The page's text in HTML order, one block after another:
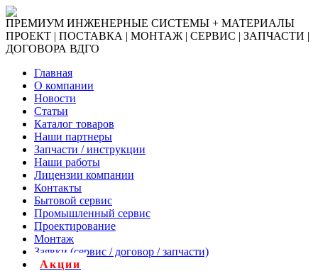
ПРЕМИУМ ИНЖЕНЕРНЫЕ СИСТЕМЫ + МАТЕРИАЛЫ
ПРОЕКТ | ПОСТАВКА | МОНТАЖ | СЕРВИС | ЗАПЧАСТИ |
ДОГОВОРА ВДГО
Главная
О компании
Новости
Статьи
Каталог товаров
Наши партнеры
Запчасти / инструкции
Наши работы
Лицензии компании
Контакты
Бытовой сервис
Промышленный сервис
Проектирование
Монтаж
Заявки (сервис / договор / запчасти)
Акции